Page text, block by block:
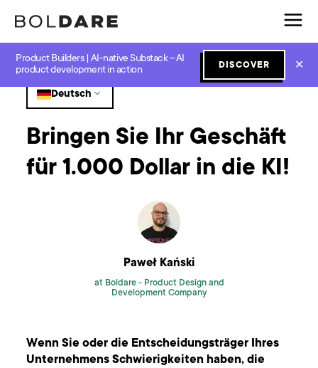
Product Builders | AI-native Substack – AI
product development in action
DISCOVER ✕
Home Blog Prototyping
Deutsch
Bringen Sie Ihr Geschäft
für 1.000 Dollar in die KI!
Paweł Kański
at Boldare - Product Design and
Development Company
Wenn Sie oder die Entscheidungsträger Ihres
Unternehmens Schwierigkeiten haben, die